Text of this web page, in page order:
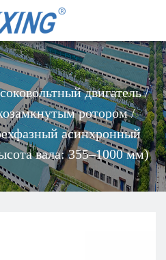
двигатель/
ротором/
асинхронный
вала: 355–1000 мм)